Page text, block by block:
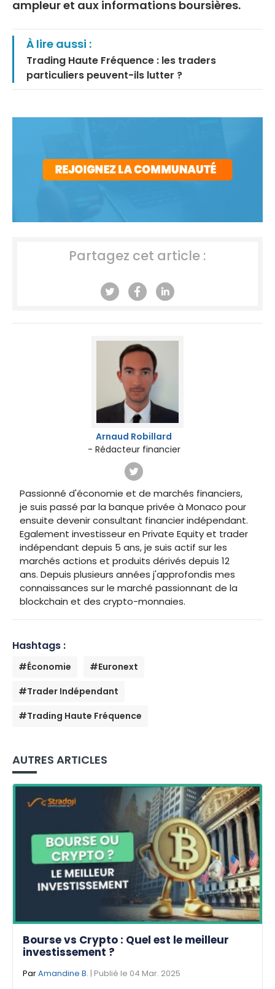
ampleur et aux informations boursières.
À lire aussi :
Trading Haute Fréquence : les traders
particuliers peuvent-ils lutter ?
Partagez cet article :
Arnaud Robillard
- Rédacteur financier
Passionné d'économie et de marchés financiers,
je suis passé par la banque privée à Monaco pour
ensuite devenir consultant financier indépendant.
Egalement investisseur en Private Equity et trader
indépendant depuis 5 ans, je suis actif sur les
marchés actions et produits dérivés depuis 12
ans. Depuis plusieurs années j'approfondis mes
connaissances sur le marché passionnant de la
blockchain et des crypto-monnaies.
Hashtags :
#Économie
#Euronext
#Trader Indépendant
#Trading Haute Fréquence
AUTRES ARTICLES
Bourse vs Crypto : Quel est le meilleur
investissement ?
ParAmandine B. | Publié le 04 Mar. 2025